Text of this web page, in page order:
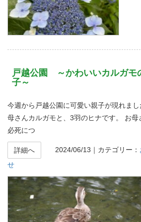
戸越公園 ～かわいいカルガモ
子～
今週から戸越公園に可愛い親子が現れまし
母さんカルガモと、3羽のヒナです。 お母
必死につ
詳細へ 2024/06/13 ｜カテゴリー：
せ